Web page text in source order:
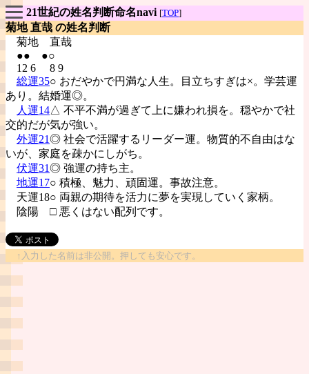
21世紀の姓名判断命名navi [TOP]
菊地 直哉 の姓名判断
菊地 直哉
●● ●○
12 6 8 9
総運35○ おだやかで円満な人生。目立ちすぎは×。学芸運
あり。結婚運◎。
人運14△ 不平不満が過ぎて上に嫌われ損を。穏やかで社
交的だが気が強い。
外運21◎ 社会で活躍するリーダー運。物質的不自由はな
いが、家庭を疎かにしがち。
伏運31◎ 強運の持ち主。
地運17○ 積極、魅力、頑固運。事故注意。
天運18○ 両親の期待を活力に夢を実現していく家柄。
陰陽 □ 悪くはない配列です。
↑入力した名前は非公開。押しても安心です。